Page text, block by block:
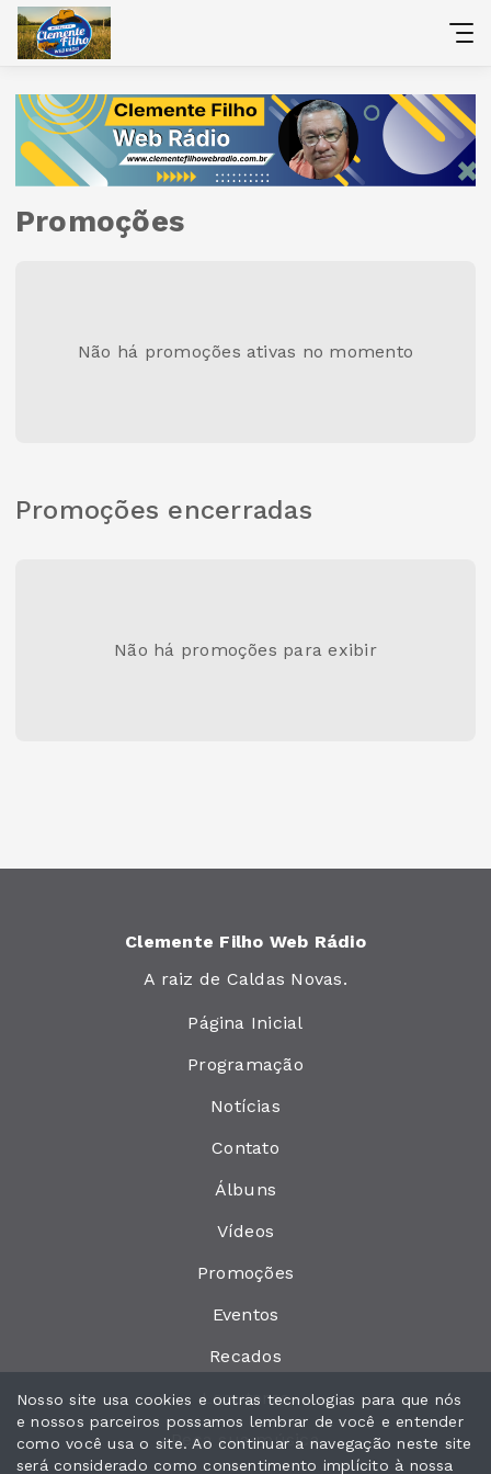
Promoções
Não há promoções ativas no momento
Promoções encerradas
Não há promoções para exibir
Clemente Filho Web Rádio
A raiz de Caldas Novas.
Página Inicial
Programação
Notícias
Contato
Álbuns
Vídeos
Promoções
Eventos
Recados
Locutores
Peça sua música
Nosso site usa cookies e outras tecnologias para que nós
e nossos parceiros possamos lembrar de você e entender
como você usa o site. Ao continuar a navegação neste site
será considerado como consentimento implícito à nossa